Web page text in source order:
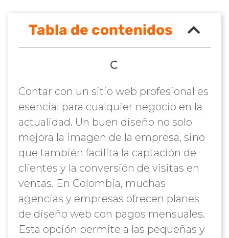
Tabla de contenidos
Contar con un sitio web profesional es
esencial para cualquier negocio en la
actualidad. Un buen diseño no solo
mejora la imagen de la empresa, sino
que también facilita la captación de
clientes y la conversión de visitas en
ventas. En Colombia, muchas
agencias y empresas ofrecen planes
de diseño web con pagos mensuales.
Esta opción permite a las pequeñas y